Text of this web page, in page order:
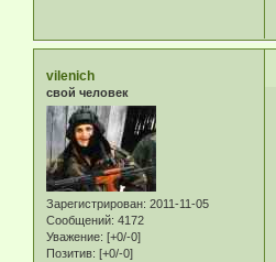
vilenich
свой человек
Зарегистрирован: 2011-11-05
Сообщений: 4172
Уважение: [+0/-0]
Позитив: [+0/-0]